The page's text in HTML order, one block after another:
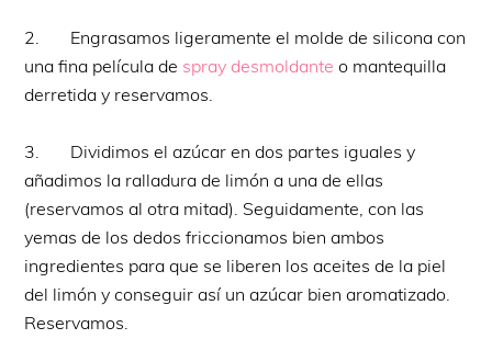
2. Engrasamos ligeramente el molde de silicona con
una fina película de spray desmoldante o mantequilla
derretida y reservamos.
3. Dividimos el azúcar en dos partes iguales y
añadimos la ralladura de limón a una de ellas
(reservamos al otra mitad). Seguidamente, con las
yemas de los dedos friccionamos bien ambos
ingredientes para que se liberen los aceites de la piel
del limón y conseguir así un azúcar bien aromatizado.
Reservamos.